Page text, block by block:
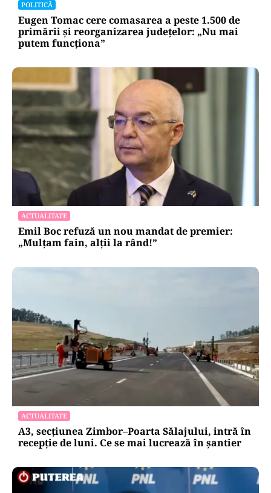
POLITICĂ
Eugen Tomac cere comasarea a peste 1.500 de
primării și reorganizarea județelor: „Nu mai
putem funcționa”
ACTUALITATE
Emil Boc refuză un nou mandat de premier:
„Mulțam fain, alții la rând!”
ACTUALITATE
A3, secțiunea Zimbor–Poarta Sălajului, intră în
recepție de luni. Ce se mai lucrează în șantier